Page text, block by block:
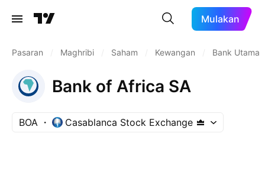
Mulakan
Pasaran Maghribi Saham Kewangan Bank Utama
Bank of Africa SA
BOA Casablanca Stock Exchange